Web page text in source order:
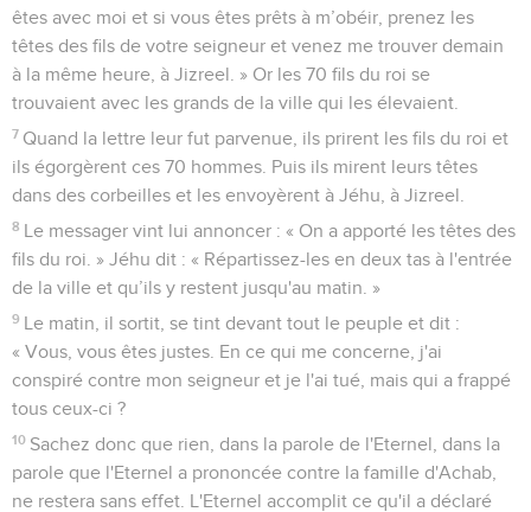
êtes avec moi et si vous êtes prêts à m’obéir, prenez les
têtes des fils de votre seigneur et venez me trouver demain
à la même heure, à Jizreel. » Or les 70 fils du roi se
trouvaient avec les grands de la ville qui les élevaient.
7 Quand la lettre leur fut parvenue, ils prirent les fils du roi et
ils égorgèrent ces 70 hommes. Puis ils mirent leurs têtes
dans des corbeilles et les envoyèrent à Jéhu, à Jizreel.
8 Le messager vint lui annoncer : « On a apporté les têtes des
fils du roi. » Jéhu dit : « Répartissez-les en deux tas à l'entrée
de la ville et qu’ils y restent jusqu'au matin. »
9 Le matin, il sortit, se tint devant tout le peuple et dit :
« Vous, vous êtes justes. En ce qui me concerne, j'ai
conspiré contre mon seigneur et je l'ai tué, mais qui a frappé
tous ceux-ci ?
10 Sachez donc que rien, dans la parole de l'Eternel, dans la
parole que l'Eternel a prononcée contre la famille d'Achab,
ne restera sans effet. L'Eternel accomplit ce qu'il a déclaré